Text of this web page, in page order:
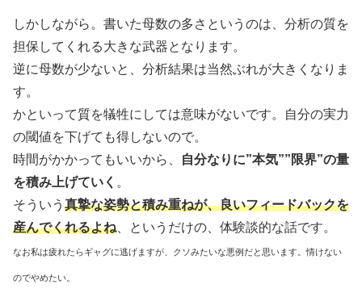
しかしながら。書いた母数の多さというのは、分析の質を
担保してくれる大きな武器となります。
逆に母数が少ないと、分析結果は当然ぶれが大きくなりま
す。
かといって質を犠牲にしては意味がないです。自分の実力
の閾値を下げても得しないので。
時間がかかってもいいから、
自分なりに”本気””限界”の量
を積み上げていく 。
そういう 真摯な姿勢と積み重ねが、良いフィードバックを
産んでくれるよね、というだけの、体験談的な話です。
なお私は疲れたらギャグに逃げますが、クソみたいな悪例だと思います。情けない
のでやめたい。